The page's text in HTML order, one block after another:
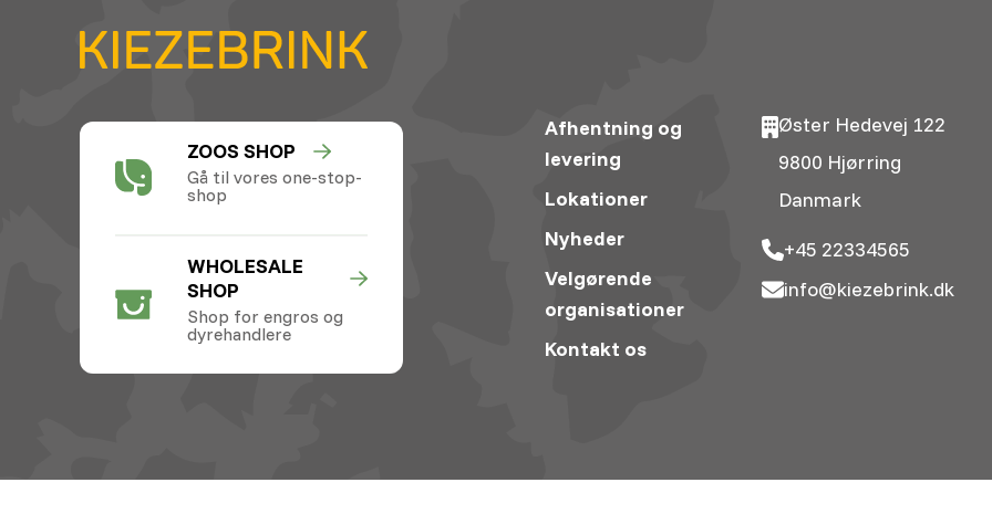
ZOOS SHOP
Gå til vores one-stop-
shop
WHOLESALE
SHOP
Shop for engros og
dyrehandlere
Afhentning og
levering
Lokationer
Nyheder
Velgørende
organisationer
Kontakt os
Øster Hedevej 122
9800 Hjørring
Danmark
+45 22334565
info@kiezebrink.dk